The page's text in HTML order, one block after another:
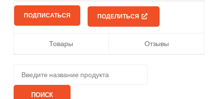
ПОДЕЛИТЬСЯ
ПОДПИСАТЬСЯ
Товары Отзывы